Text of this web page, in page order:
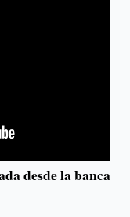
desde la banca